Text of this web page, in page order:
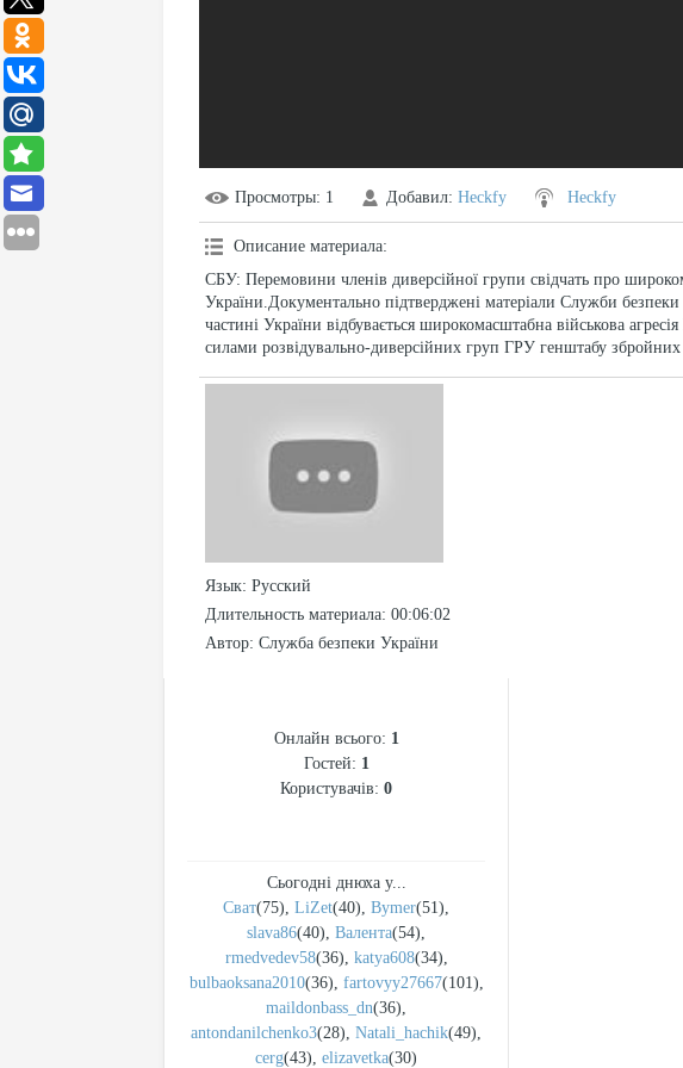
Просмотры: 1 Добавил: Heckfy Heckfy
Описание материала:
СБУ: Перемовини членів диверсійної групи свідчать про
України.Документально підтверджені матеріали Служби
частині України відбувається широкомасштабна військова
силами розвідувально-диверсійних груп ГРУ генштабу
Язык: Русский
Длительность материала: 00:06:02
Автор: Служба безпеки України
Онлайн всього: 1
Гостей: 1
Користувачів: 0
Сьогодні днюха у...
Сват(75), LiZet(40), Bymer(51),
slava86(40), Валента(54),
rmedvedev58(36), katya608(34),
bulbaoksana2010(36), fartovyy27667(101),
maildonbass_dn(36),
antondanilchenko3(28), Natali_hachik(49),
cerg(43), elizavetka(30)